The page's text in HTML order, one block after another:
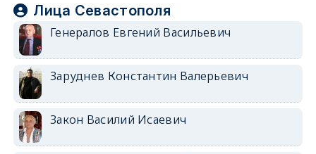
Лица Севастополя
Генералов Евгений Васильевич
Заруднев Константин Валерьевич
Закон Василий Исаевич